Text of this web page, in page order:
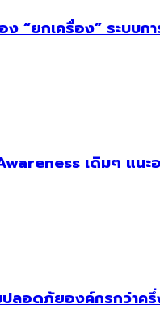
ยกเครื่อง” ระบบกา
เดิมๆ แน
ลอดภัยองค์กรกว่าครึ่